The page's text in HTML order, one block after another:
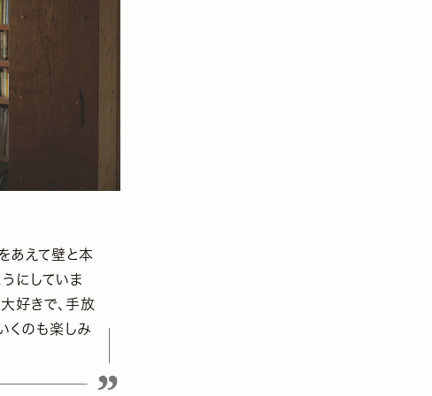
あえて壁と本
にしていま
好きで、手放
くのも楽しみ